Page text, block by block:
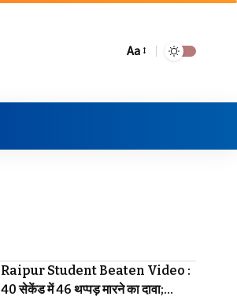
Aa
Raipur Student Beaten Video :
40 सेकेंड में 46 थप्पड़ मारने का दावा;